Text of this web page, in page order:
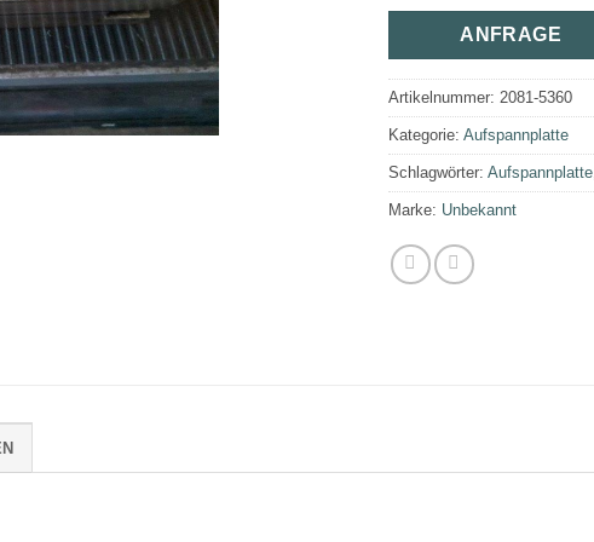
ANFRAGE
Artikelnummer: 2081-5360
Kategorie: Aufspannplatte
Schlagwörter: Aufspannplatte
Marke: Unbekannt